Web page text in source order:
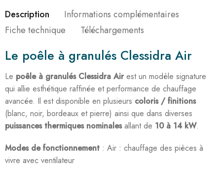
Description
Informations complémentaires
Fiche technique
Téléchargements
Le poêle à granulés Clessidra Air
Le poêle à granulés Clessidra Airest un modèle signature
qui allie esthétique raffinée et performance de chauffage
avancée. Il est disponible en plusieurs coloris / finitions
(blanc, noir, bordeaux et pierre) ainsi que dans diverses
puissances thermiques nominalesallant de 10 à 14 kW.
Modes de fonctionnement : Air : chauffage des pièces à
vivre avec ventilateur